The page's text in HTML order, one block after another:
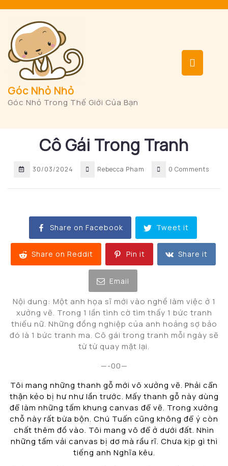
content
Góc Nhỏ Nhỏ
Góc Nhỏ Trong Thế Giới Của Bạn
Cô Gái Trong Tranh
30/03/2024 Rebecca Pham 0 Comments
Share on Facebook Tweet it
Share on Reddit Pin it Share it
Email
Nội dung: Một anh họa sĩ mới vào nghề làm việc ở 1
xưởng vẽ. Trong 1 lần tình cờ tìm thấy 1 bức tranh
thiếu nữ. Những đồng nghiệp của anh hoảng sợ bảo
đó là 1 bức tranh ma. Cô gái trong tranh mỗi ngày sẽ
từ từ quay mặt lại.
—-00—
Tôi mang những thanh gỗ mới vô xưởng vẽ. Phải cẩn
thận kẻo bị hư như lần trước. Mấy thanh gỗ này dùng
để làm những tấm khung canvas để vẽ. Trong xưởng
chỗ này rất bừa bộn. Chú Tuấn cũng không để ý còn
chất thêm đồ vào. Tôi mang vô để ở dưới đất. Nhìn
những tấm vải canvas bị dơ mà rầu rĩ. Chưa kịp gì thì
tiếng anh Nghĩa kêu.